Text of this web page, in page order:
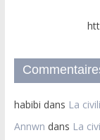
habibi dans La
Annwn dans La